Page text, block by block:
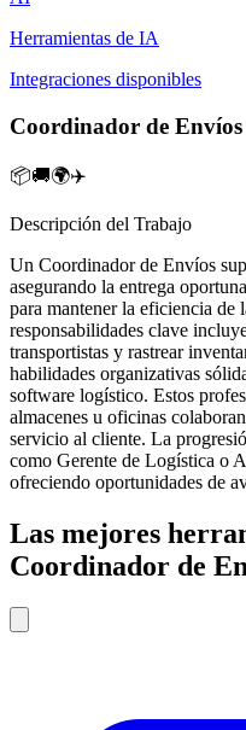
Herramientas de IA
Integraciones disponibles
Coordinador de Envíos
📦🚚🌍✈️
Descripción del Trabajo
Un Coordinador de Envíos
asegurando la entrega
para mantener la eficiencia de
responsabilidades clave
transportistas y rastrear
habilidades organizativas
software logístico. Estos
almacenes u oficinas
servicio al cliente. La
como Gerente de Logística o
ofreciendo oportunidades de
Las mejores
Coordinador de